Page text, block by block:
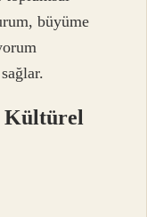
büyüme
Kültürel